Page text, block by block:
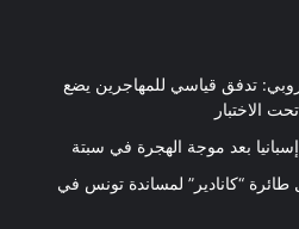
تدفق قياسي للمهاجرين يضع
الاختبار
بعد موجة الهجرة في سبتة
طائرة “كانادير” لمساندة تونس في